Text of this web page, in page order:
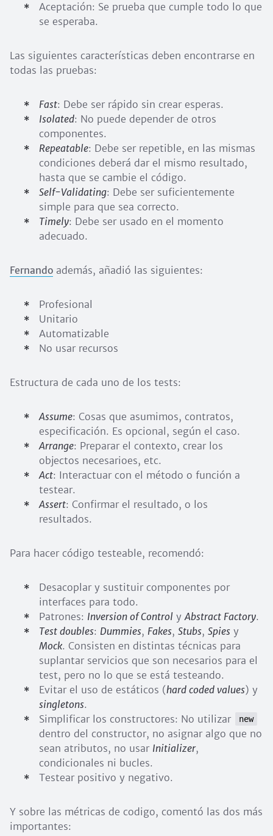
Aceptación: Se prueba que cumple todo lo que
se esperaba.
Las siguientes características deben encontrarse en
todas las pruebas:
Fast: Debe ser rápido sin crear esperas.
Isolated: No puede depender de otros
componentes.
Repeatable: Debe ser repetible, en las mismas
condiciones deberá dar el mismo resultado,
hasta que se cambie el código.
Self-Validating: Debe ser suficientemente
simple para que sea correcto.
Timely: Debe ser usado en el momento
adecuado.
Fernando además, añadió las siguientes:
Profesional
Unitario
Automatizable
No usar recursos
Estructura de cada uno de los tests:
Assume: Cosas que asumimos, contratos,
especificación. Es opcional, según el caso.
Arrange: Preparar el contexto, crear los
objectos necesarioes, etc.
Act: Interactuar con el método o función a
testear.
Assert: Confirmar el resultado, o los
resultados.
Para hacer código testeable, recomendó:
Desacoplar y sustituir componentes por
interfaces para todo.
Patrones: Inversion of Control yAbstract Factory.
Test doubles: Dummies, Fakes, Stubs, Spies y
Mock. Consisten en distintas técnicas para
suplantar servicios que son necesarios para el
test, pero no lo que se está testeando.
Evitar el uso de estáticos (hard coded values) y
singletons.
Simplificar los constructores: No utilizar
new
dentro del constructor, no asignar algo que no
sean atributos, no usar Initializer,
condicionales ni bucles.
Testear positivo y negativo.
Y sobre las métricas de codigo, comentó las dos más
importantes: